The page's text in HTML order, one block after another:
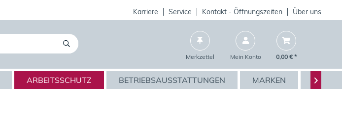
Karriere Service Kontakt - Öffnungszeiten Über uns
Merkzettel Mein Konto 0,00 € *
ARBEITSSCHUTZ BETRIEBSAUSSTATTUNGEN MARKEN 